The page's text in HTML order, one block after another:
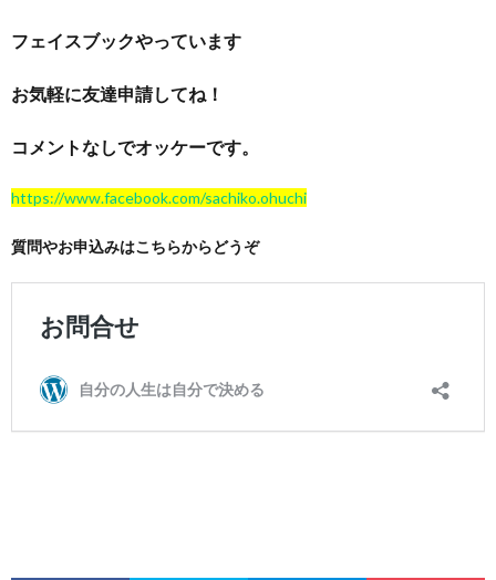
フェイスブックやっています
お気軽に友達申請してね！
コメントなしでオッケーです。
https://www.facebook.com/sachiko.ohuchi
質問やお申込みはこちらからどうぞ